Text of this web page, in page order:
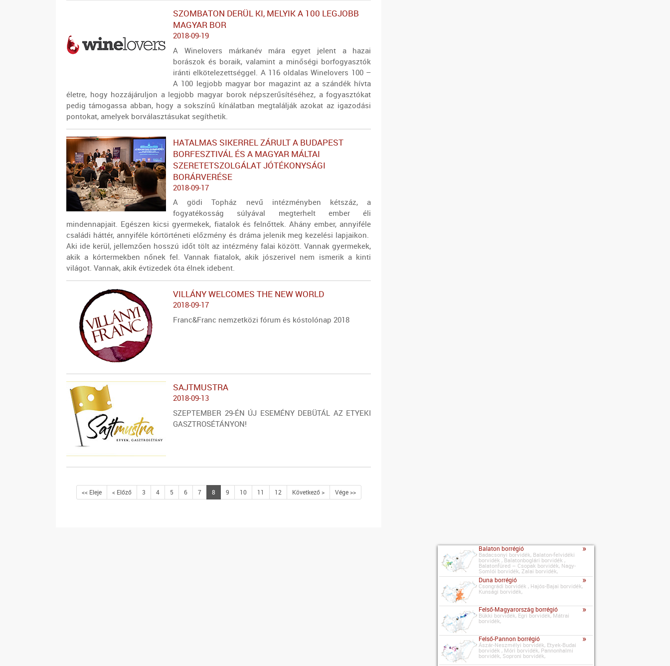
SZOMBATON DERÜL KI, MELYIK A 100 LEGJOBB
MAGYAR BOR
2018-09-19
A Winelovers márkanév mára egyet jelent a hazai
borászok és boraik, valamint a minőségi borfogyasztók
iránti elkötelezettséggel. A 116 oldalas Winelovers 100 –
A 100 legjobb magyar bor magazint az a szándék hívta
életre, hogy hozzájáruljon a legjobb magyar borok népszerűsítéséhez, a fogyasztókat
pedig támogassa abban, hogy a sokszínű kínálatban megtalálják azokat az igazodási
pontokat, amelyek borválasztásukat segíthetik.
HATALMAS SIKERREL ZÁRULT A BUDAPEST
BORFESZTIVÁL ÉS A MAGYAR MÁLTAI
SZERETETSZOLGÁLAT JÓTÉKONYSÁGI
BORÁRVERÉSE
2018-09-17
A gödi Topház nevű intézményben kétszáz, a
fogyatékosság súlyával megterhelt ember éli
mindennapjait. Egészen kicsi gyermekek, fiatalok és felnőttek. Ahány ember, annyiféle
családi háttér, annyiféle kórtörténeti előzmény és dráma jelenik meg kezelési lapjaikon.
Aki ide kerül, jellemzően hosszú időt tölt az intézmény falai között. Vannak gyermekek,
akik a kórtermekben nőnek fel. Vannak fiatalok, akik jószerivel nem ismerik a kinti
világot. Vannak, akik évtizedek óta élnek idebent.
VILLÁNY WELCOMES THE NEW WORLD
2018-09-17
Franc&Franc nemzetközi fórum és kóstolónap 2018
SAJTMUSTRA
2018-09-13
SZEPTEMBER 29-ÉN ÚJ ESEMÉNY DEBÜTÁL AZ ETYEKI
GASZTROSÉTÁNYON!
<< Eleje < Előző 3 4 5 6 7 8 9 10 11 12 Következő > Vége >>
Balaton borrégió »
Badacsonyi borvidék, Balaton-felvidéki
borvidék , Balatonboglári borvidék ,
Balatonfüred – Csopak borvidék, Nagy-
Somlói borvidék, Zalai borvidék,
Duna borrégió »
Csongrádi borvidék , Hajós-Bajai borvidék,
Kunsági borvidék,
Felső-Magyarország borrégió »
Bükki borvidék, Egri borvidék, Mátrai
borvidék,
Felső-Pannon borrégió »
Ászár-Neszmélyi borvidék, Etyek-Budai
borvidék , Móri borvidék, Pannonhalmi
borvidék, Soproni borvidék,